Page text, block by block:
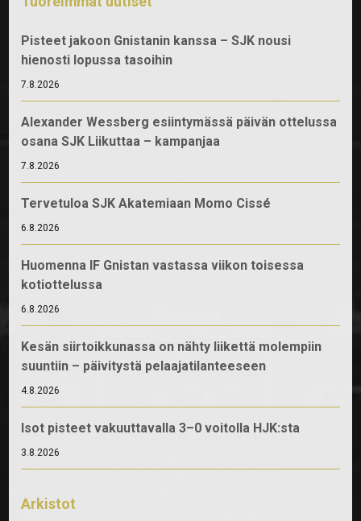
Pisteet jakoon Gnistanin kanssa – SJK nousi
hienosti lopussa tasoihin
7.8.2026
Alexander Wessberg esiintymässä päivän ottelussa
osana SJK Liikuttaa – kampanjaa
7.8.2026
Tervetuloa SJK Akatemiaan Momo Cissé
6.8.2026
Huomenna IF Gnistan vastassa viikon toisessa
kotiottelussa
6.8.2026
Kesän siirtoikkunassa on nähty liikettä molempiin
suuntiin – päivitystä pelaajatilanteeseen
4.8.2026
Isot pisteet vakuuttavalla 3–0 voitolla HJK:sta
3.8.2026
Arkistot